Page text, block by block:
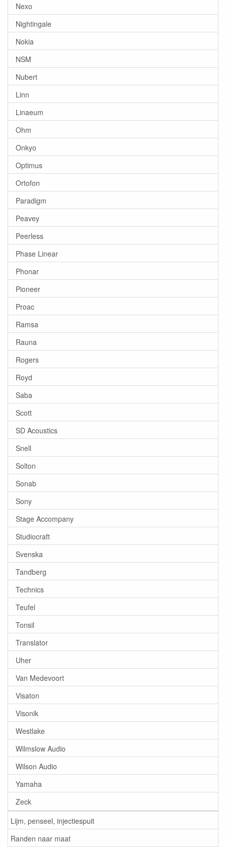
Nexo
Nightingale
Nokia
NSM
Nubert
Linn
Linaeum
Ohm
Onkyo
Optimus
Ortofon
Paradigm
Peavey
Peerless
Phase Linear
Phonar
Pioneer
Proac
Ramsa
Rauna
Rogers
Royd
Saba
Scott
SD Acoustics
Snell
Solton
Sonab
Sony
Stage Accompany
Studiocraft
Svenska
Tandberg
Technics
Teufel
Tonsil
Translator
Uher
Van Medevoort
Visaton
Visonik
Westlake
Wilmslow Audio
Wilson Audio
Yamaha
Zeck
Lijm, penseel, injectiespuit
Randen naar maat